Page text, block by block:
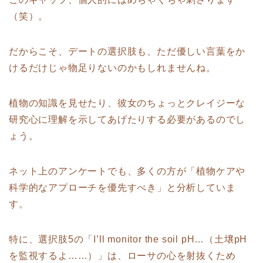
（笑）。
だからこそ、デートの選択肢も、ただ優しい言葉をか
けるだけじゃ物足りないのかもしれませんね。
植物の知識を見せたり、彼女のちょっとクレイジーな
研究心に理解を示してあげたりする必要があるのでし
ょう。
ネット上のアンケートでも、多くの方が「植物ケアや
科学的なアプローチを優先すべき」と分析していま
す。
特に、選択肢5の「I’ll monitor the soil pH…（土壌pH
を監視するよ……）」は、ローサの心を射抜くため